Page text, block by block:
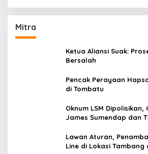
Mitra
Ketua Aliansi Suak:
Bersalah
Pencak Perayaan
di Tombatu
Oknum LSM
James Sumendap dan
Lawan Aturan,
Line di Lokasi Tambang